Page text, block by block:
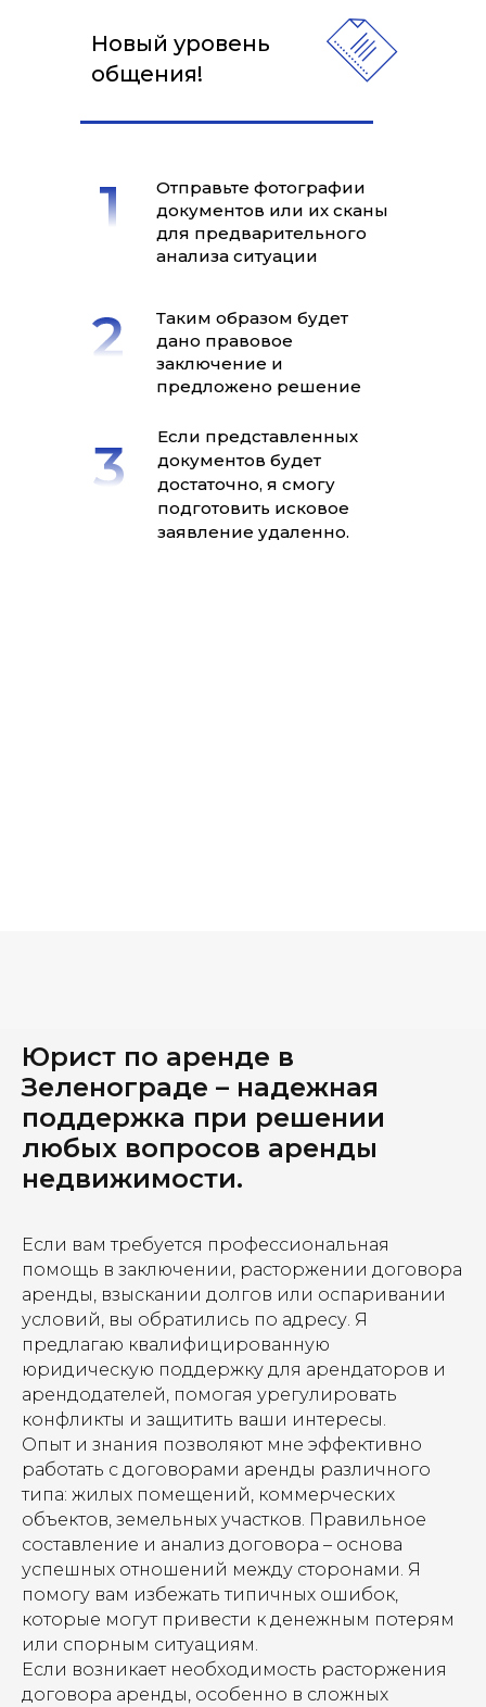
Новый уровень
общения!
Отправьте фотографии
документов или их сканы
для предварительного
анализа ситуации
Таким образом будет
дано правовое
заключение и
предложено решение
Если представленных
документов будет
достаточно, я смогу
подготовить исковое
заявление удаленно.
Юрист по аренде в
Зеленограде – надежная
поддержка при решении
любых вопросов аренды
недвижимости.
Если вам требуется профессиональная
помощь в заключении, расторжении договора
аренды, взыскании долгов или оспаривании
условий, вы обратились по адресу. Я
предлагаю квалифицированную
юридическую поддержку для арендаторов и
арендодателей, помогая урегулировать
конфликты и защитить ваши интересы.
Опыт и знания позволяют мне эффективно
работать с договорами аренды различного
типа: жилых помещений, коммерческих
объектов, земельных участков. Правильное
составление и анализ договора – основа
успешных отношений между сторонами. Я
помогу вам избежать типичных ошибок,
которые могут привести к денежным потерям
или спорным ситуациям.
Если возникает необходимость расторжения
договора аренды, особенно в сложных